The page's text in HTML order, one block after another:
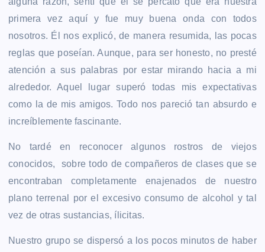
primera vez aquí y fue muy buena onda con todos
nosotros. Él nos explicó, de manera resumida, las pocas
reglas que poseían. Aunque, para ser honesto, no presté
atención a sus palabras por estar mirando hacia a mi
alrededor. Aquel lugar superó todas mis expectativas
como la de mis amigos. Todo nos pareció tan absurdo e
increíblemente fascinante.
No tardé en reconocer algunos rostros de viejos
conocidos, sobre todo de compañeros de clases que se
encontraban completamente enajenados de nuestro
plano terrenal por el excesivo consumo de alcohol y tal
vez de otras sustancias, ílicitas.
Nuestro grupo se dispersó a los pocos minutos de haber